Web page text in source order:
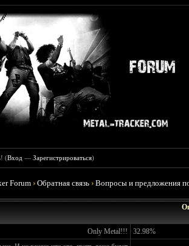
(Вход —Зарегистрироваться)
Forum ›Обратная связь ›Вопросы и предложения
Only Metal!!!
32.98%